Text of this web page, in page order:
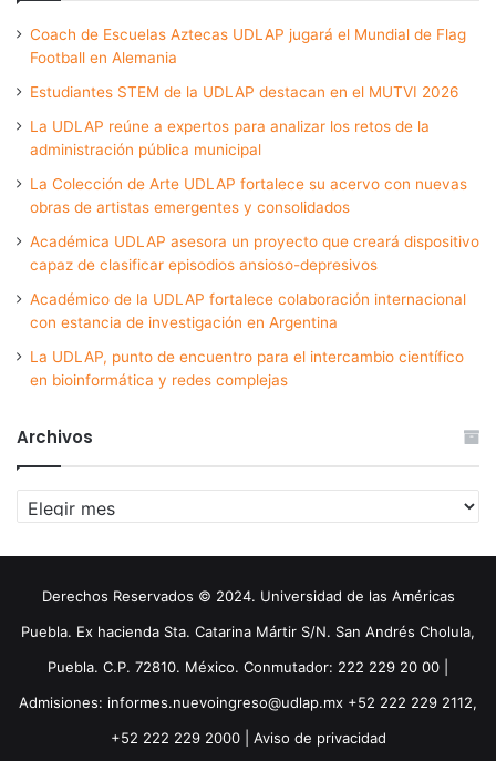
Coach de Escuelas Aztecas UDLAP jugará el Mundial de Flag
Football en Alemania
Estudiantes STEM de la UDLAP destacan en el MUTVI 2026
La UDLAP reúne a expertos para analizar los retos de la
administración pública municipal
La Colección de Arte UDLAP fortalece su acervo con nuevas
obras de artistas emergentes y consolidados
Académica UDLAP asesora un proyecto que creará dispositivo
capaz de clasificar episodios ansioso-depresivos
Académico de la UDLAP fortalece colaboración internacional
con estancia de investigación en Argentina
La UDLAP, punto de encuentro para el intercambio científico
en bioinformática y redes complejas
Archivos
Archivos
Derechos Reservados © 2024. Universidad de las Américas
Puebla. Ex hacienda Sta. Catarina Mártir S/N. San Andrés Cholula,
Puebla. C.P. 72810. México. Conmutador: 222 229 20 00 |
Admisiones: informes.nuevoingreso@udlap.mx +52 222 229 2112,
+52 222 229 2000 | Aviso de privacidad